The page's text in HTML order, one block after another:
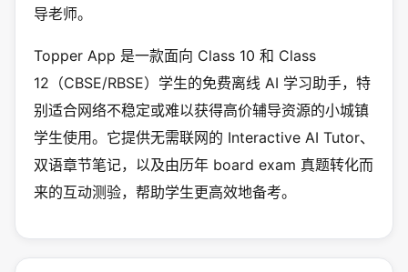
导老师。
Topper App 是一款面向 Class 10 和 Class
12（CBSE/RBSE）学生的免费离线 AI 学习助手，特
别适合网络不稳定或难以获得高价辅导资源的小城镇
学生使用。它提供无需联网的 Interactive AI Tutor、
双语章节笔记，以及由历年 board exam 真题转化而
来的互动测验，帮助学生更高效地备考。